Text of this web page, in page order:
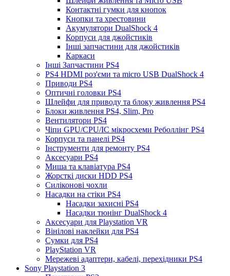
Контактні гумки для кнопок
Кнопки та хрестовини
Акумулятори DualShock 4
Корпуси для джойстиків
Інші запчастини для джойстиків
Каркаси
Інші Запчастини PS4
PS4 HDMI роз'єми та micro USB DualShock 4
Приводи PS4
Оптичні головки PS4
Шлейфи для приводу та блоку живлення PS4
Блоки живлення PS4, Slim, Pro
Вентилятори PS4
Чіпи GPU/CPU/IC мікросхеми Реболлінг PS4
Корпуси та панелі PS4
Інструменти для ремонту PS4
Аксесуари PS4
Миша та клавіатура PS4
Жорсткі диски HDD PS4
Силіконові чохли
Насадки на стіки PS4
Насадки захисні PS4
Насадки тюнінг DualShock 4
Аксесуари для Playstation VR
Вінілові наклейки для PS4
Сумки для PS4
PlayStation VR
Мережеві адаптери, кабелі, перехідники PS4
Sony Playstation 3